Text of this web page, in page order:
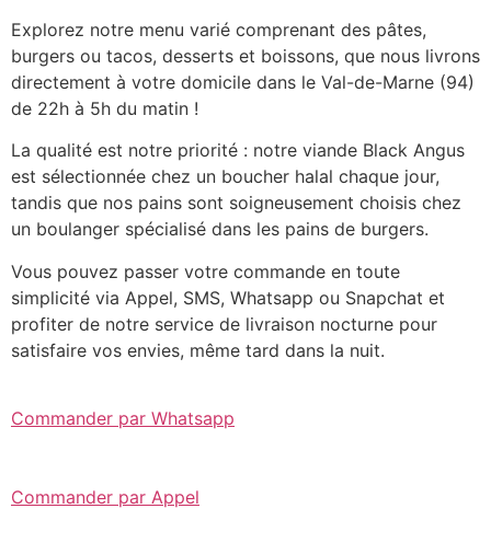
Explorez notre menu varié comprenant des pâtes,
burgers ou tacos, desserts et boissons, que nous livrons
directement à votre domicile dans le Val-de-Marne (94)
de 22h à 5h du matin !
La qualité est notre priorité : notre viande Black Angus
est sélectionnée chez un boucher halal chaque jour,
tandis que nos pains sont soigneusement choisis chez
un boulanger spécialisé dans les pains de burgers.
Vous pouvez passer votre commande en toute
simplicité via Appel, SMS, Whatsapp ou Snapchat et
profiter de notre service de livraison nocturne pour
satisfaire vos envies, même tard dans la nuit.
Commander par Whatsapp
Commander par Appel